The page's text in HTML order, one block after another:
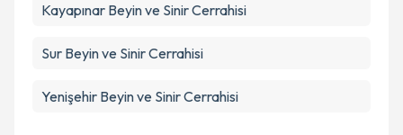
Kayapınar Beyin ve Sinir Cerrahisi
Sur Beyin ve Sinir Cerrahisi
Yenişehir Beyin ve Sinir Cerrahisi